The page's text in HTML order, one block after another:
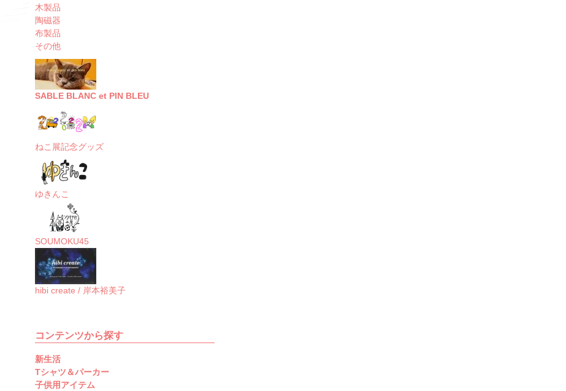
木製品
陶磁器
布製品
その他
SABLE BLANC et PIN BLEU
ねこ展記念グッズ
ゆきんこ
SOUMOKU45
hibi create / 岸本裕美子
コンテンツから探す
新生活
Tシャツ＆パーカー
子供用アイテム